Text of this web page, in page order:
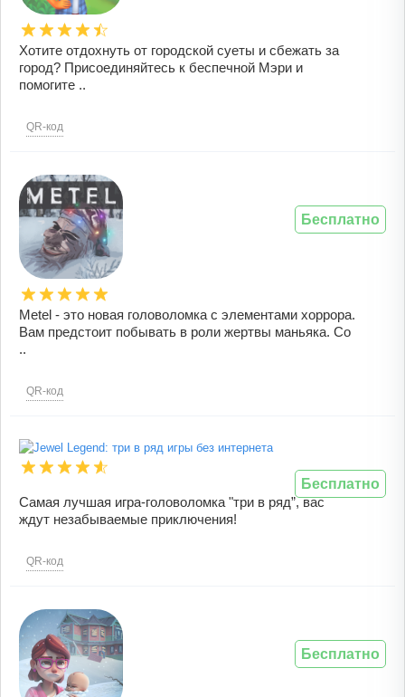
Хотите отдохнуть от городской суеты и сбежать за
город? Присоединяйтесь к беспечной Мэри и
помогите ..
QR-код
Metel - это новая головоломка с элементами хоррора.
Вам предстоит побывать в роли жертвы маньяка. Со
..
QR-код
Бесплатно
Самая лучшая игра-головоломка "три в ряд”, вас
ждут незабываемые приключения!
QR-код
Бесплатно
Бесплатно